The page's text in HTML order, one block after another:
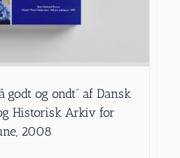
godt og ondt” af Dansk
Historisk Arkiv for
2008